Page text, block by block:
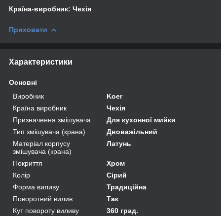
Країна-виробник: Чехія
Приховати
Характеристики
Основні
Виробник
Koer
Країна виробник
Чехія
Призначення змішувача
Для кухонної мийки
Тип змішувача (крана)
Двоважільний
Матеріал корпусу
змішувача (крана)
Латунь
Покриття
Хром
Колір
Сірий
Форма виливу
Традиційна
Поворотний вилив
Так
Кут повороту виливу
360 град.